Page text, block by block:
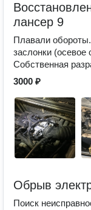
лансер 9
Плавали
заслонки
Собственная
3000 ₽
Обрыв
Поиск